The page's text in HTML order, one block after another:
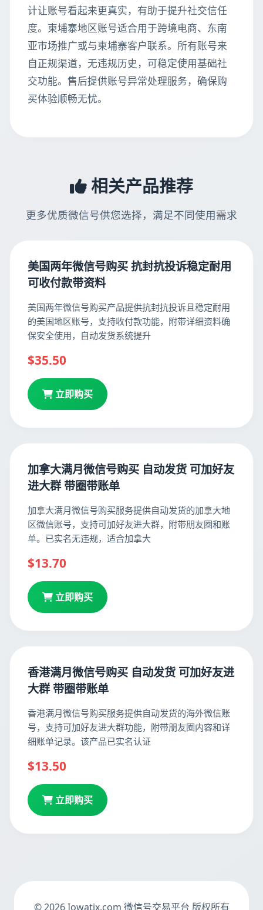
计让账号看起来更真实，有助于提升社交信任
度。柬埔寨地区账号适合用于跨境电商、东南
亚市场推广或与柬埔寨客户联系。所有账号来
自正规渠道，无违规历史，可稳定使用基础社
交功能。售后提供账号异常处理服务，确保购
买体验顺畅无忧。
相关产品推荐
更多优质微信号供您选择，满足不同使用需求
美国两年微信号购买 抗封抗投诉稳定耐用
可收付款带资料
美国两年微信号购买产品提供抗封抗投诉且稳定耐用
的美国地区账号，支持收付款功能，附带详细资料确
保安全使用，自动发货系统提升
$35.50
立即购买
加拿大满月微信号购买 自动发货 可加好友
进大群 带圈带账单
加拿大满月微信号购买服务提供自动发货的加拿大地
区微信账号，支持可加好友进大群，附带朋友圈和账
单。已实名无违规，适合加拿大
$13.70
立即购买
香港满月微信号购买 自动发货 可加好友进
大群 带圈带账单
香港满月微信号购买服务提供自动发货的海外微信账
号，支持可加好友进大群功能，附带朋友圈内容和详
细账单记录。该产品已实名认证
$13.50
立即购买
© 2026 Iowatix.com 微信号交易平台 版权所有